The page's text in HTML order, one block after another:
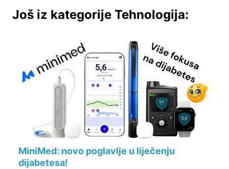
Još iz kategorije Tehnologija:
MiniMed: novo poglavlje u liječenju
dijabetesa!